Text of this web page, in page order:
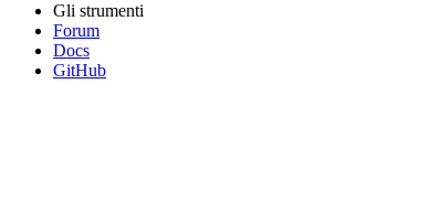
Gli strumenti
Forum
Docs
GitHub